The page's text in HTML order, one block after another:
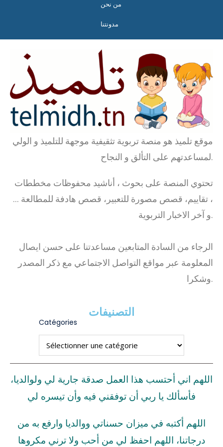
من نحن
مدونتنا
موقع تلميذ هو منصة تربوية تثقيفية موجهة للتلميذ و الولي
لمساعدتهم على التألق و النجاح.
تحتوي المنصة على بحوث ، أناشيد محفوظات مخططات
، تقاييم، قصص مصورة للتعبير، قصص هادفة للمطالعة …
و آخر الاخبار التربوية.
الرجاء من السادة المتابعين مساعدتنا على حسن ايصال
المعلومة عبر مواقع التواصل الاجتماعي مع ذكر المصدر
وشكرا.
التصنيفات
Catégories
اللهم اني أحتسب هذا العمل صدقة جارية لي ولوالديا،
فأسألك يا ربي أن توفقني فيه وأن تيسره لي
اللهم أكتبه في ميزان حسناتي ووالديا وارفع به من
درجاتنا، اللهم احفظ لي من أحب ولا ترني مكروها